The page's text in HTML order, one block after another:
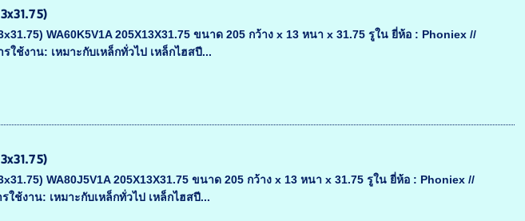
WA60K5V1A 205X13X31.75 ขนาด 205 กว้าง x 13 หนา x 31.75 รูใน ยี่ห้อ : Phoniex //
ใช้งาน: เหมาะกับเหล็กทั่วไป เหล็กไฮสปี...
WA80J5V1A 205X13X31.75 ขนาด 205 กว้าง x 13 หนา x 31.75 รูใน ยี่ห้อ : Phoniex //
ใช้งาน: เหมาะกับเหล็กทั่วไป เหล็กไฮสปี...